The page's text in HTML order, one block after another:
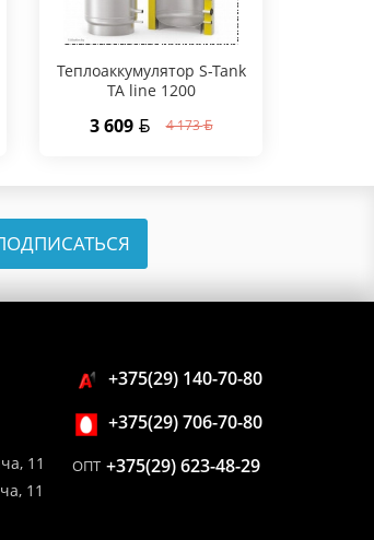
Теплоаккумулятор S-Tank
TA line 1200
3 609 4 173
11
11
+375(29) 140-70-80
+375(29) 706-70-80
ОПТ +375(29) 623-48-29